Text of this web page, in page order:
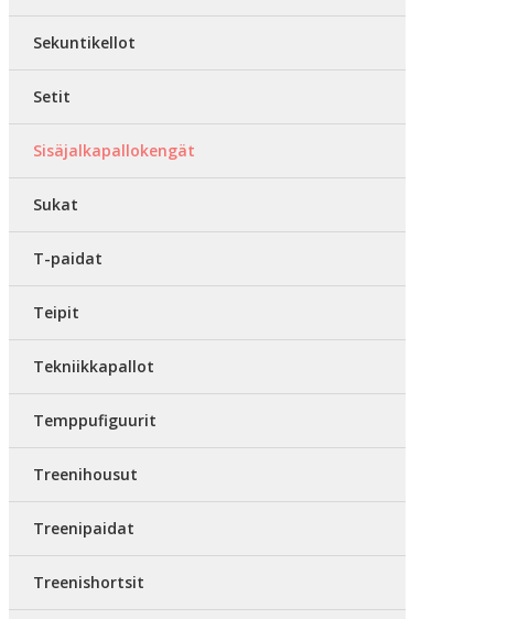
Sekuntikellot
Setit
Sisäjalkapallokengät
Sukat
T-paidat
Teipit
Tekniikkapallot
Temppufiguurit
Treenihousut
Treenipaidat
Treenishortsit